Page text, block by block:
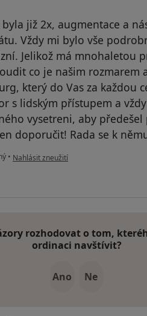
již 2x, augmentace a
Vždy mi bylo vše
Jelikož má mnohaletou
co je našim rozmarem
který do Vas za každou
s lidským přístupem a
vysetreni, aby
doporučit! Rada se k
• podle názoru uživatele Lucie, Kladno
Nahlásit zneužití
rozhodovat o tom,
ordinaci navštívit?
Ano Ne